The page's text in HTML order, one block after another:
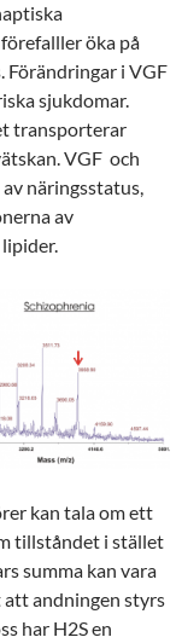
öka på
Förändringar i VGF
sjukdomar.
transporterar
VGF och
näringsstatus,
av
kan tala om ett
tillståndet i stället
summa kan vara
andningen styrs
har H2S en